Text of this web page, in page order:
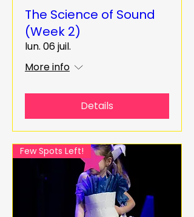
The Science of Sound
(Week 2)
lun. 06 juil.
More info
Details
Few Spots Left!